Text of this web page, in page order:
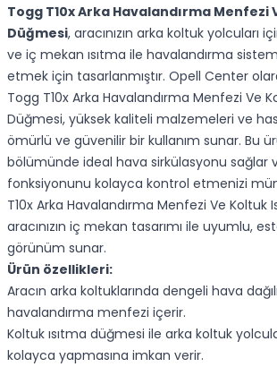
Togg T10x Arka Havalandırma Menfezi
Düğmesi, aracınızın arka koltuk yolcuları
ve iç mekan ısıtma ile havalandırma
etmek için tasarlanmıştır. Opell Center
Togg T10x Arka Havalandırma Menfezi Ve
Düğmesi, yüksek kaliteli malzemeleri ve
ömürlü ve güvenilir bir kullanım sunar. Bu
bölümünde ideal hava sirkülasyonu sağlar
fonksiyonunu kolayca kontrol etmenizi
T10x Arka Havalandırma Menfezi Ve Koltuk
aracınızın iç mekan tasarımı ile uyumlu,
görünüm sunar.
Ürün özellikleri:
Aracın arka koltuklarında dengeli hava
havalandırma menfezi içerir.
Koltuk ısıtma düğmesi ile arka koltuk
kolayca yapmasına imkan verir.